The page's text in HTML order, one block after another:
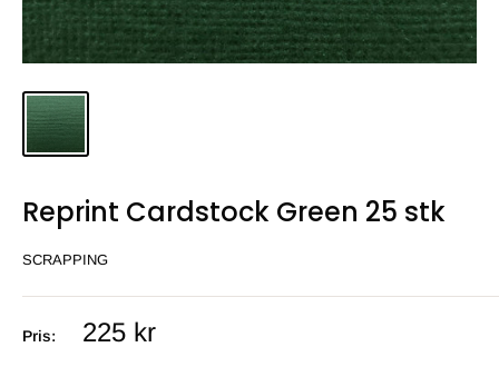
Reprint Cardstock Green 25 stk
SCRAPPING
Pris:
Salgs
225 kr